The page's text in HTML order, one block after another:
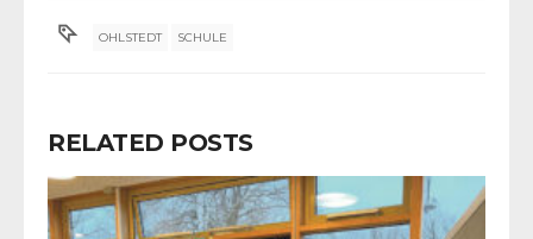
OHLSTEDT SCHULE
RELATED POSTS